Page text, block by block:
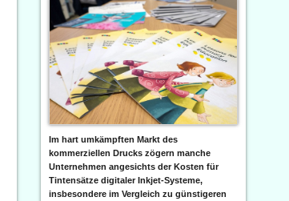
Im hart umkämpften Markt des
kommerziellen Drucks zögern manche
Unternehmen angesichts der Kosten für
Tintensätze digitaler Inkjet-Systeme,
insbesondere im Vergleich zu günstigeren